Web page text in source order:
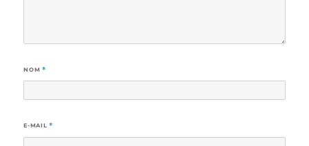
NOM *
E-MAIL *